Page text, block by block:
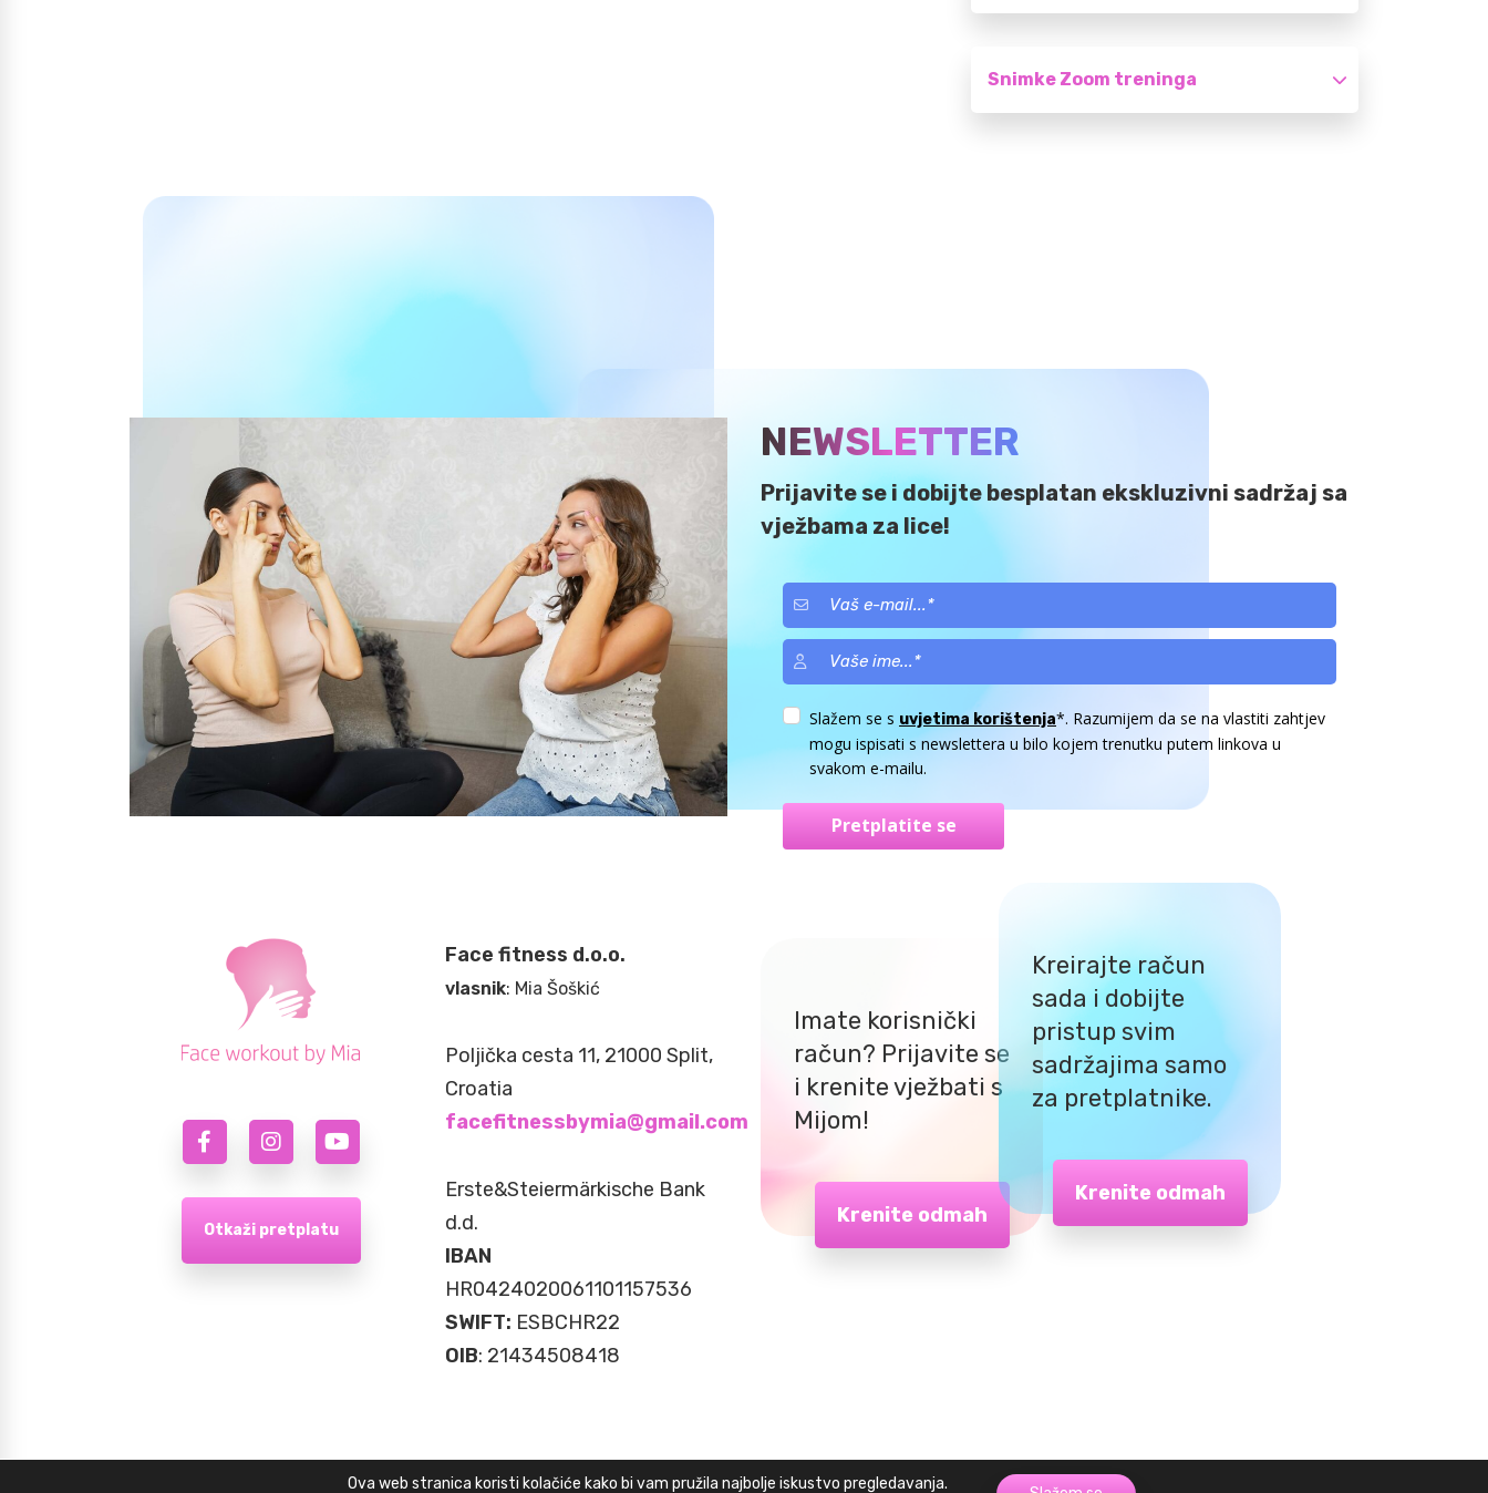
Snimke Zoom treninga
NEWSLETTER
Prijavite se i dobijte besplatan ekskluzivni sadržaj sa
vježbama za lice!
Slažem se s uvjetima korištenja*. Razumijem da se na vlastiti zahtjev
mogu ispisati s newslettera u bilo kojem trenutku putem linkova u
svakom e-mailu.
Pretplatite se
Otkaži pretplatu
Face fitness d.o.o.
vlasnik: Mia Šoškić
Poljička cesta 11, 21000 Split,
Croatia
facefitnessbymia@gmail.com
Erste&Steiermärkische Bank
d.d.
IBAN
HR0424020061101157536
SWIFT: ESBCHR22
OIB: 21434508418
Imate korisnički
račun? Prijavite se
i krenite vježbati s
Mijom!
Krenite odmah
Kreirajte račun
sada i dobijte
pristup svim
sadržajima samo
za pretplatnike.
Krenite odmah
Ova web stranica koristi kolačiće kako bi vam pružila najbolje iskustvo pregledavanja.